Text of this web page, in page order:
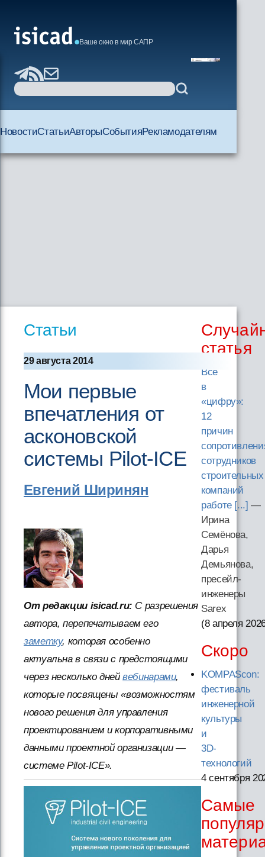
Ваше окно в мир САПР
НовостиСтатьиАвторыСобытияРекламодателям
Статьи
29 августа 2014
Мои первые
впечатления от
асконовской
системы Pilot-ICE
Евгений Ширинян
От редакции isicad.ru: С разрешения
автора, перепечатываем его
заметку, которая особенно
актуальна в связи с предстоящими
через несколько днейвебинарами,
которые посвящены «возможностям
нового решения для управления
проектированием и корпоративными
данными проектной организации —
системе Pilot-ICE».
статья
Все
в
«цифру»:
12
причин
сотрудников
строительных
компаний
работе [...] —
Ирина
Семёнова,
Дарья
Демьянова,
пресейл-
инженеры
Sarex
(8 апреля
Скоро
KOMPAScon:
фестиваль
инженерной
культуры
и
3D-
технологий
4 сентября
Самые